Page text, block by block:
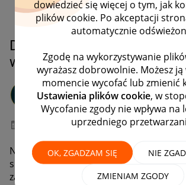
dowiedzieć się więcej o tym, jak
plików cookie. Po akceptacji
automatycznie
Zgodę na wykorzystywanie
wyrażasz dobrowolnie. Możesz ją
momencie wycofać lub zmienić
Ustawienia plików cookie, w
Wycofanie zgody nie wpływa na
uprzedniego
OK, ZGADZAM SIĘ NIE
ZMIENIAM ZGODY
Dla czego nadal w
wstawia się złą kategorię
demon1231
#1 Nowicjusz
19:19
Nadal szukając sprzętu czy ubrań czy
sprzedawanej rzeczy w
zamieszczają sprzedawcy odnowione
WSZYSTKIE